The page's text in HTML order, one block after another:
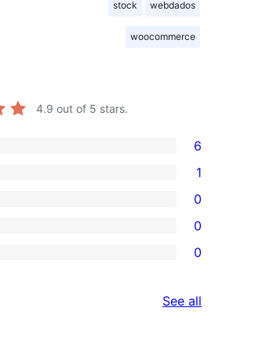
stock webdados
woocommerce
4.9 out of 5 stars.
6
1
0
0
0
See all